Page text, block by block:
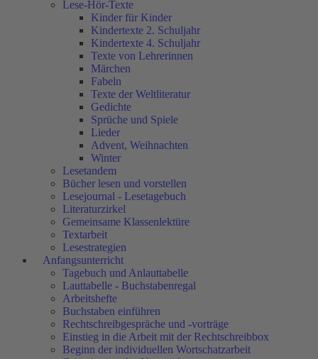
Lese-Hör-Texte
Kinder für Kinder
Kindertexte 2. Schuljahr
Kindertexte 4. Schuljahr
Texte von Lehrerinnen
Märchen
Fabeln
Texte der Weltliteratur
Gedichte
Sprüche und Spiele
Lieder
Advent, Weihnachten
Winter
Lesetandem
Bücher lesen und vorstellen
Lesejournal - Lesetagebuch
Literaturzirkel
Gemeinsame Klassenlektüre
Textarbeit
Lesestrategien
Anfangsunterricht
Tagebuch und Anlauttabelle
Lauttabelle - Buchstabenregal
Arbeitshefte
Buchstaben einführen
Rechtschreibgespräche und -vorträge
Einstieg in die Arbeit mit der Rechtschreibbox
Beginn der individuellen Wortschatzarbeit